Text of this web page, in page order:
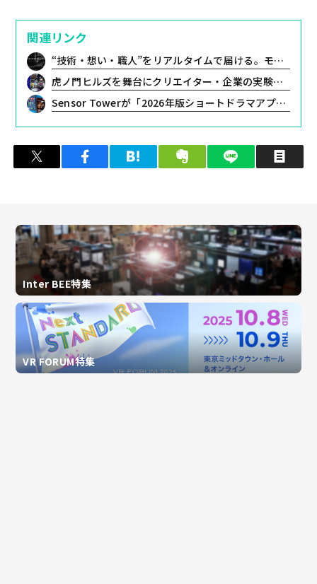
関連リンク
“技術・想い・職人”をリアルタイムで届ける。モノづくり特化ライブコマース「BEGINNING LEGACY」始動
虎ノ門ヒルズを舞台にクリエイター・企業の実験的なプロダクトやアートが集う新たな祭典「TOKYO PROTOTYPE」出展者決定
Sensor Towerが「2026年版ショートドラマアプリ年鑑」を発表。世界的なダウンロード数急増と最新トレンドを報告
ツイート シェア はてブ クリップ LINEで送る
Inter BEE特集
VR FORUM特集